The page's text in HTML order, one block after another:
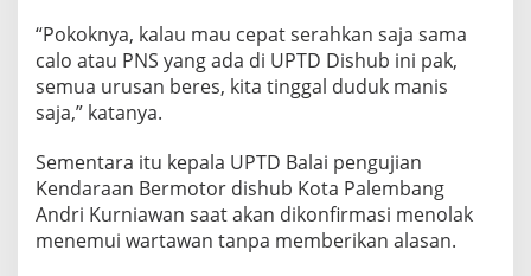
“Pokoknya, kalau mau cepat serahkan saja sama
calo atau PNS yang ada di UPTD Dishub ini pak,
semua urusan beres, kita tinggal duduk manis
saja,” katanya.
Sementara itu kepala UPTD Balai pengujian
Kendaraan Bermotor dishub Kota Palembang
Andri Kurniawan saat akan dikonfirmasi menolak
menemui wartawan tanpa memberikan alasan.